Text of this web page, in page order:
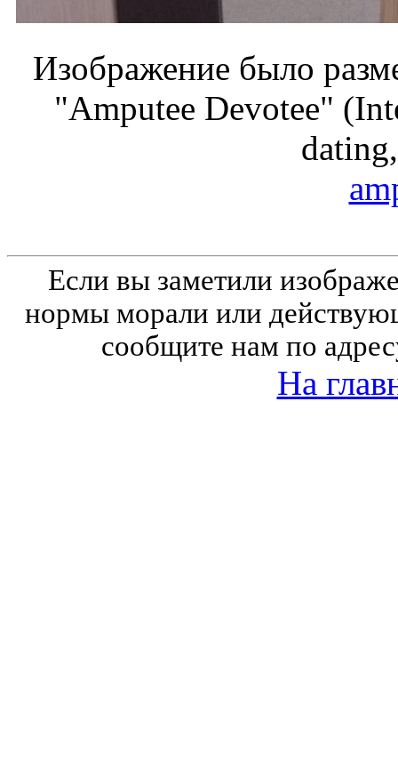
Изображение было
"Amputee Devotee"
Если вы заметили
нормы морали или
сообщите нам по
На